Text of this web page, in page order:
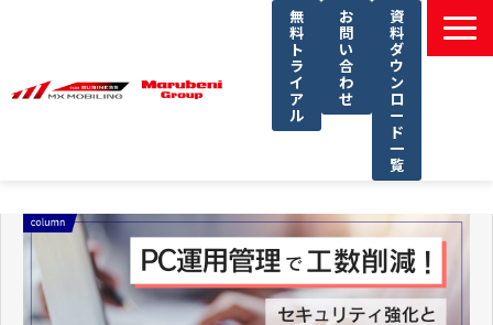
無
料
ト
ラ
イ
ア
ル
お
問
い
合
わ
せ
資
料
ダ
ウ
ン
ロ
ー
ド
一
覧
課題別ソリューション一覧
サービス一覧
導入事例